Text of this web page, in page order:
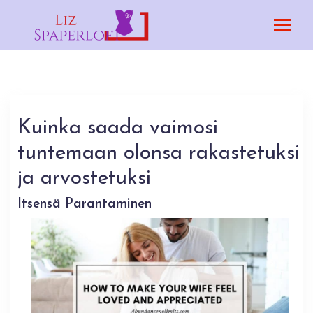
Kuinka saada vaimosi
tuntemaan olonsa rakastetuksi
ja arvostetuksi
Itsensä Parantaminen